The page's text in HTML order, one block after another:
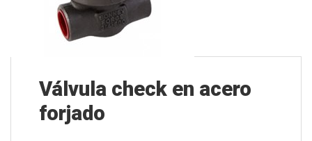
Válvula check en acero
forjado